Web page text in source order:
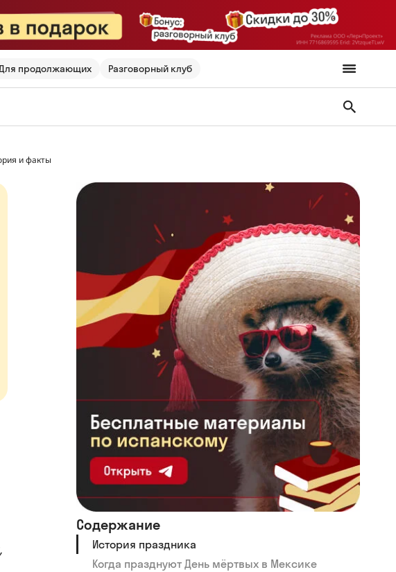
продолжающих Разговорный клуб
и факты
Содержание
История праздника
Когда празднуют День мёртвых в Мексике